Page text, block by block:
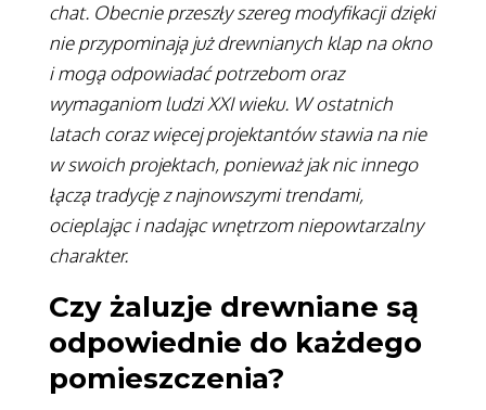
chat. Obecnie przeszły szereg modyfikacji dzięki
nie przypominają już drewnianych klap na okno
i mogą odpowiadać potrzebom oraz
wymaganiom ludzi XXI wieku. W ostatnich
latach coraz więcej projektantów stawia na nie
w swoich projektach, ponieważ jak nic innego
łączą tradycję z najnowszymi trendami,
ocieplając i nadając wnętrzom niepowtarzalny
charakter.
Czy żaluzje drewniane są
odpowiednie do każdego
pomieszczenia?